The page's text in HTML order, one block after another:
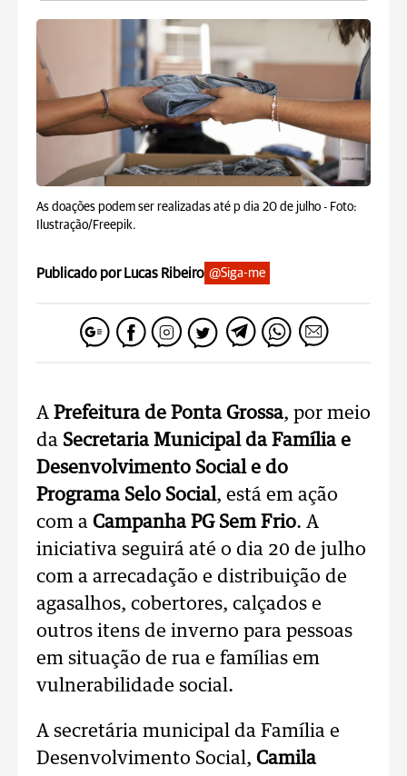
As doações podem ser realizadas até p dia 20 de julho - Foto:
Ilustração/Freepik.
Publicado por Lucas Ribeiro @Siga-me
A Prefeitura de Ponta Grossa, por meio
da Secretaria Municipal da Família e
Desenvolvimento Social e do
Programa Selo Social, está em ação
com a Campanha PG Sem Frio. A
iniciativa seguirá até o dia 20 de julho
com a arrecadação e distribuição de
agasalhos, cobertores, calçados e
outros itens de inverno para pessoas
em situação de rua e famílias em
vulnerabilidade social.
A secretária municipal da Família e
Desenvolvimento Social, Camila